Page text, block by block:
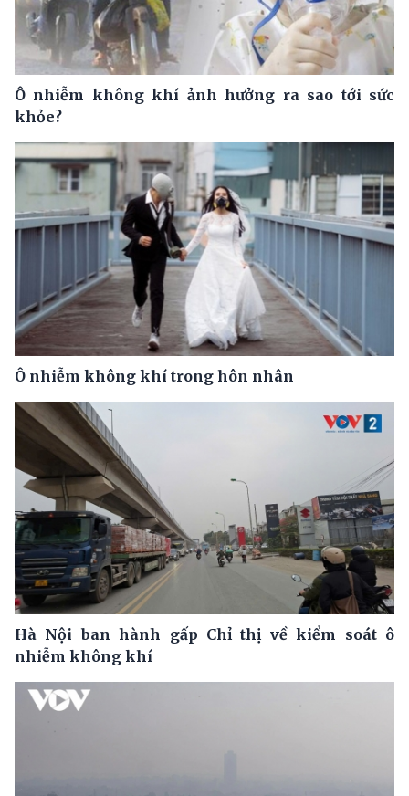
Ô nhiễm không khí ảnh hưởng ra sao tới sức
khỏe?
Ô nhiễm không khí trong hôn nhân
Hà Nội ban hành gấp Chỉ thị về kiểm soát ô
nhiễm không khí